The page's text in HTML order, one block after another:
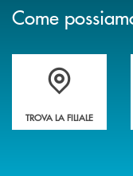
Come
Accedi all' elenco
TROVA LA FILIALE